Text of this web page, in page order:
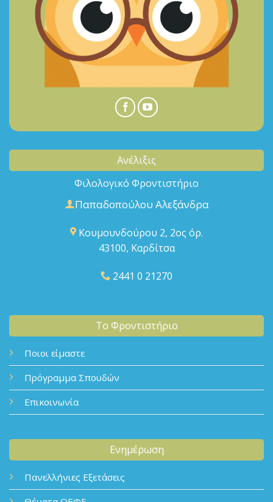
Ανέλιξις
Φιλολογικό Φροντιστήριο
Παπαδοπούλου Αλεξάνδρα
Κουμουνδούρου 2, 2ος όρ.
43100, Καρδίτσα
2441 0 21270
Το Φροντιστήριο
Ποιοι είμαστε
Πρόγραμμα Σπουδών
Επικοινωνία
Ενημέρωση
Πανελλήνιες Εξετάσεις